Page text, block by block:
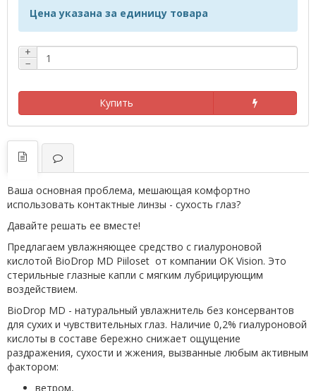
Цена указана за единицу товара
+
−
Купить
Ваша основная проблема, мешающая комфортно
использовать контактные линзы - сухость глаз?
Давайте решать ее вместе!
Предлагаем увлажняющее средство с гиалуроновой
кислотой BioDrop MD Piiloset от компании OK Vision. Это
стерильные глазные капли с мягким лубрицирующим
воздействием.
BioDrop MD - натуральный увлажнитель без консервантов
для сухих и чувствительных глаз. Наличие 0,2% гиалуроновой
кислоты в составе бережно снижает ощущение
раздражения, сухости и жжения, вызванные любым активным
фактором:
ветром,